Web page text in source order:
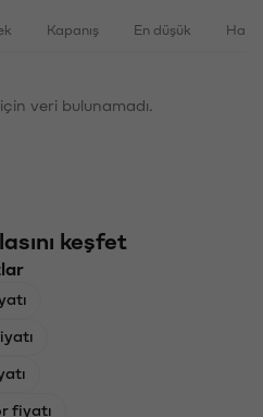
Kapanış En düşük
veri bulunamadı.
keşfet
fiyatı